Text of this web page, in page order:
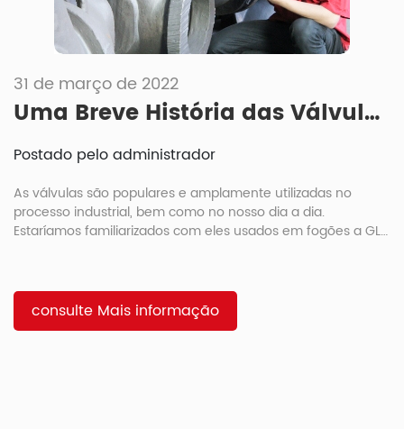
31 de março de 2022
Uma Breve História das Válvulas
Postado pelo administrador
As válvulas são populares e amplamente utilizadas no
processo industrial, bem como no nosso dia a dia.
Estaríamos familiarizados com eles usados em fogões a GLP
bombas e veículos, as peças indispensáveis são as válvulas.
Cerca de 4.000 […]
consulte Mais informação